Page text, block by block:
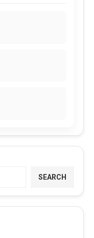
SEARCH